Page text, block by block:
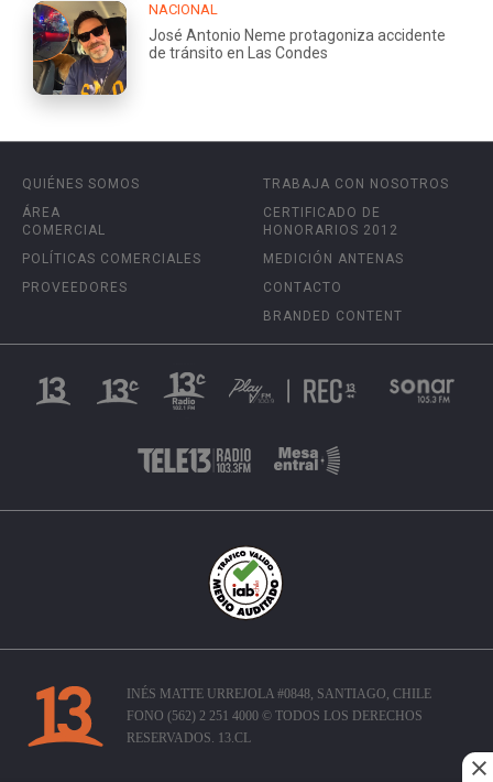
NACIONAL
José Antonio Neme protagoniza accidente
de tránsito en Las Condes
QUIÉNES SOMOS
ÁREA
COMERCIAL
POLÍTICAS COMERCIALES
PROVEEDORES
TRABAJA CON NOSOTROS
CERTIFICADO DE
HONORARIOS 2012
MEDICIÓN ANTENAS
CONTACTO
BRANDED CONTENT
INÉS MATTE URREJOLA #0848, SANTIAGO, CHILE
FONO (562) 2 251 4000 © TODOS LOS DERECHOS
RESERVADOS. 13.CL